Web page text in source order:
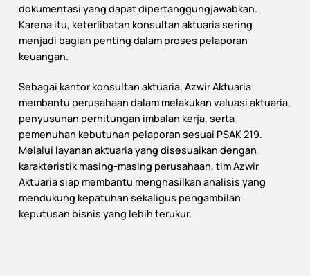
dokumentasi yang dapat dipertanggungjawabkan.
Karena itu, keterlibatan konsultan aktuaria sering
menjadi bagian penting dalam proses pelaporan
keuangan.
Sebagai kantor konsultan aktuaria, Azwir Aktuaria
membantu perusahaan dalam melakukan valuasi aktuaria,
penyusunan perhitungan imbalan kerja, serta
pemenuhan kebutuhan pelaporan sesuai PSAK 219.
Melalui layanan aktuaria yang disesuaikan dengan
karakteristik masing-masing perusahaan, tim Azwir
Aktuaria siap membantu menghasilkan analisis yang
mendukung kepatuhan sekaligus pengambilan
keputusan bisnis yang lebih terukur.